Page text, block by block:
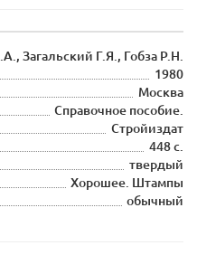
Загальский Г.Я., Гобза Р.Н.
1980
Москва
Справочное пособие.
Стройиздат
448 с.
твердый
Хорошее. Штампы
обычный